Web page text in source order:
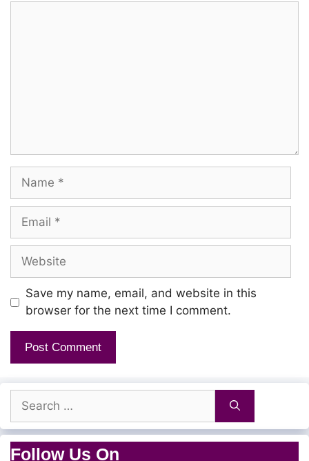
Nallavarae sarva vallavarae
Ennai nalthorum nadathuveerae
Nallavarae sarva vallavarae
Ennai nalthorum nadathuveerae
Naan Naesithavar ennai veruthaalum
Um anbal ennai Naesitheerae
Naan Naesithavar ennai veruthaalum
Um anbal ennai Naesitheerae
Nallavarae sarva vallavarae
Name
Email
Website
Save my name, email, and website in this
browser for the next time I comment.
Search
for:
Follow Us On